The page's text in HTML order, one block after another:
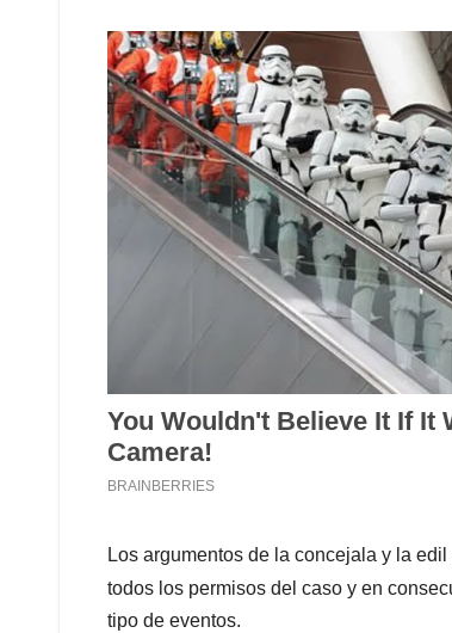
Los argumentos de la concejala y la
todos los permisos del caso y en
tipo de eventos.